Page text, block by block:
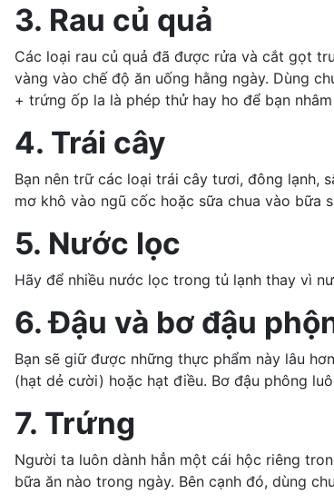
3. Rau củ quả
Các loại rau củ quả đã được rửa và cắt gọt
vàng vào chế độ ăn uống hằng ngày. Dùng
+ trứng ốp la là phép thử hay ho để bạn
4. Trái cây
Bạn nên trữ các loại trái cây tươi, đông lạnh,
mơ khô vào ngũ cốc hoặc sữa chua vào bữa
5. Nước lọc
Hãy để nhiều nước lọc trong tủ lạnh thay vì
6. Đậu và bơ đậu
Bạn sẽ giữ được những thực phẩm này lâu
(hạt dẻ cười) hoặc hạt điều. Bơ đậu phông
7. Trứng
Người ta luôn dành hẳn một cái hộc riêng
bữa ăn nào trong ngày. Bên cạnh đó, dùng